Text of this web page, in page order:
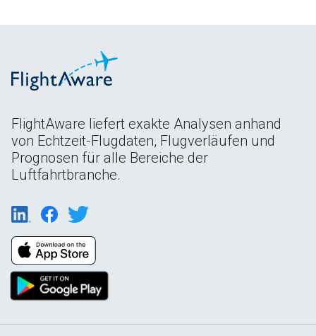
FlightAware liefert exakte Analysen anhand
von Echtzeit-Flugdaten, Flugverläufen und
Prognosen für alle Bereiche der
Luftfahrtbranche.